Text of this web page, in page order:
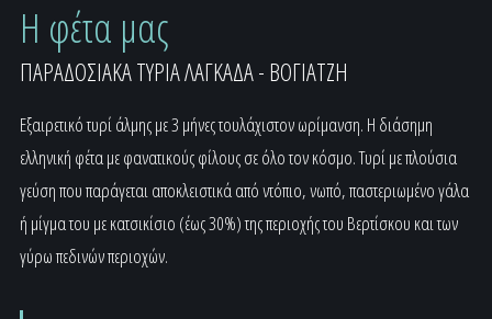
Η φέτα μας
ΠΑΡΑΔΟΣΙΑΚΑ ΤΥΡΙΑ ΛΑΓΚΑΔΑ - ΒΟΓΙΑΤΖΗ
Εξαιρετικό τυρί άλμης με 3 μήνες τουλάχιστον ωρίμανση. Η διάσημη
ελληνική φέτα με φανατικούς φίλους σε όλο τον κόσμο. Τυρί με πλούσια
γεύση που παράγεται αποκλειστικά από ντόπιο, νωπό, παστεριωμένο γάλα
ή μίγμα του με κατσικίσιο (έως 30%) της περιοχής του Βερτίσκου και των
γύρω πεδινών περιοχών.